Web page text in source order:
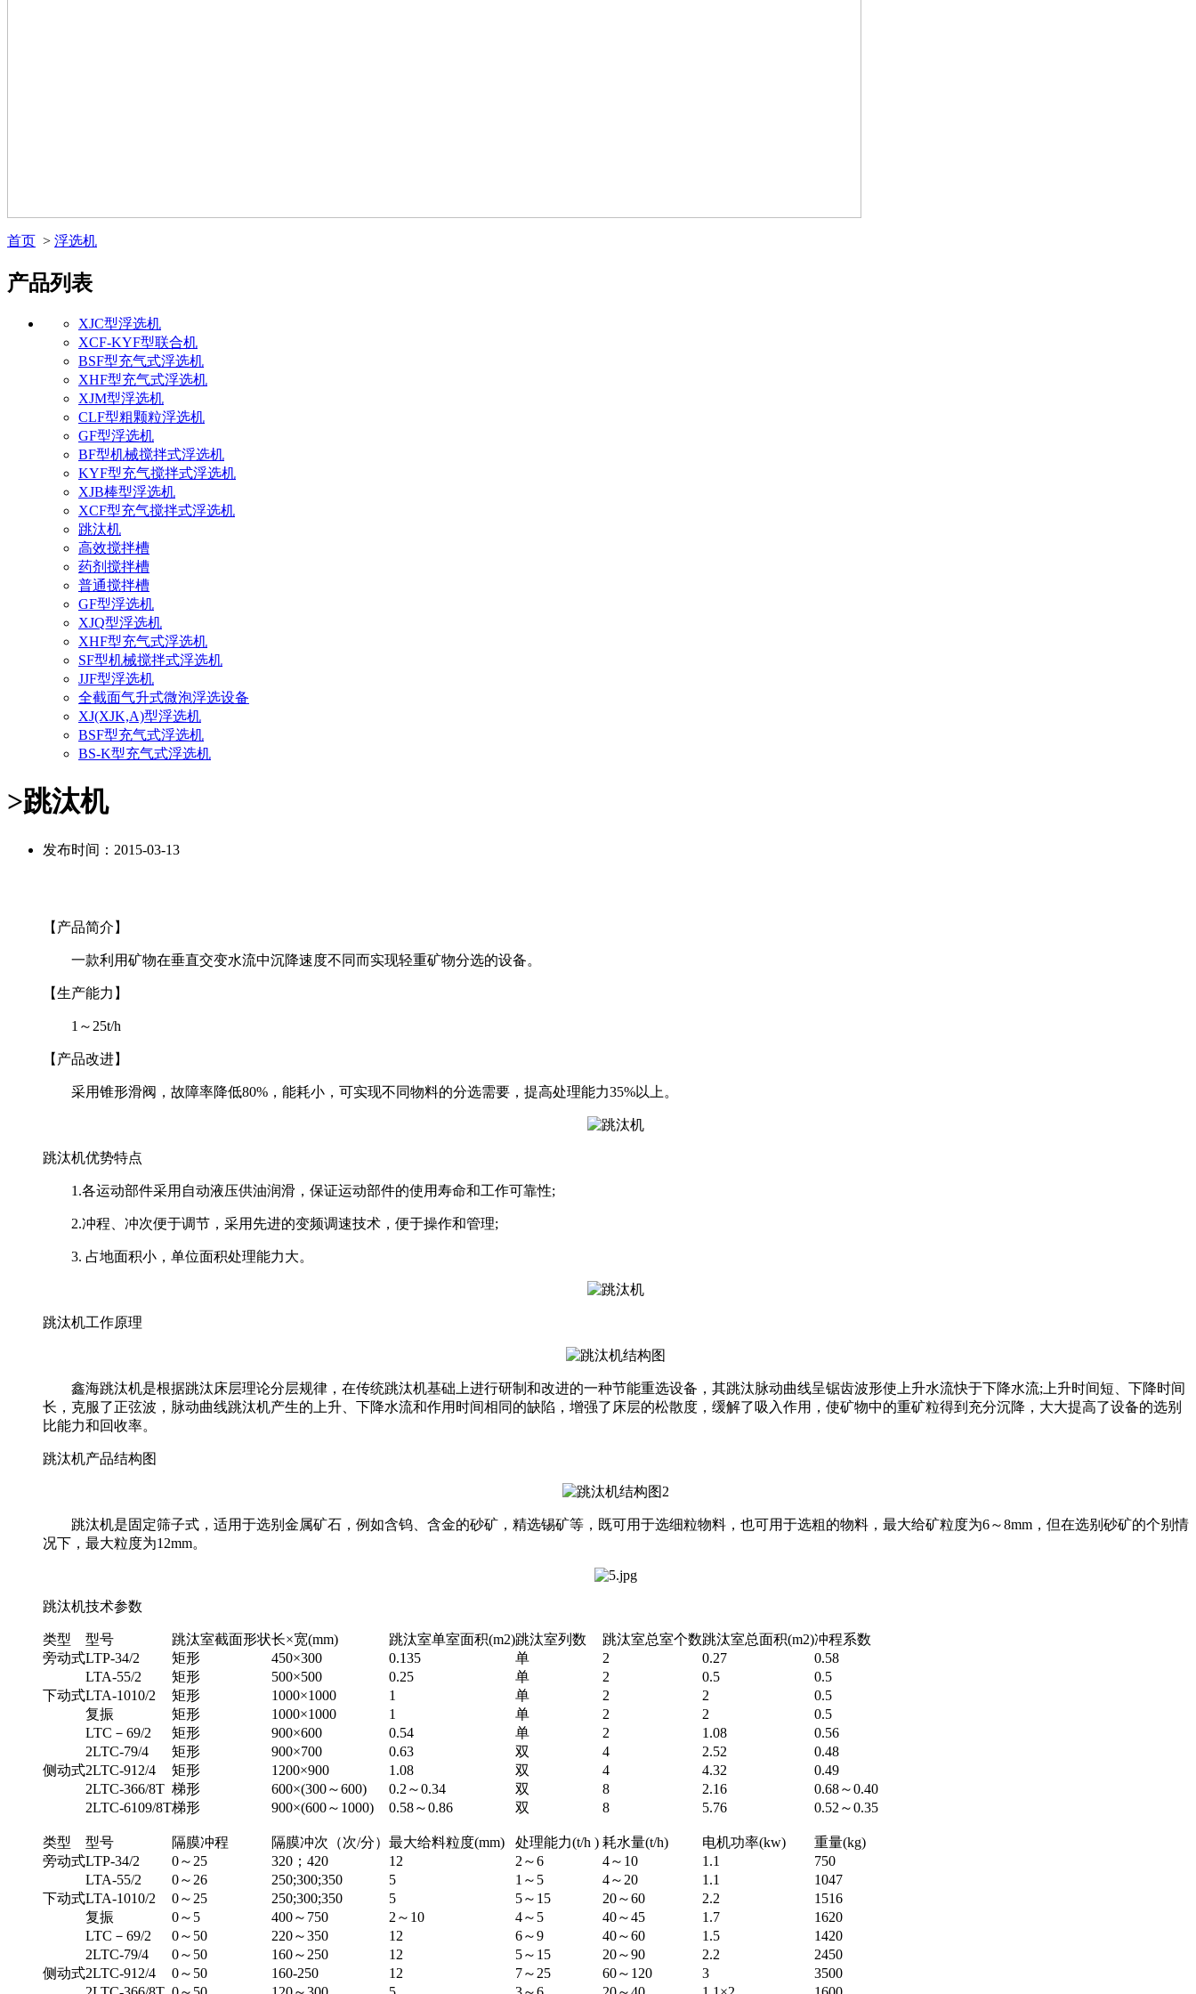
首页 > 浮选机
产品列表
XJC型浮选机
XCF-KYF型联合机
BSF型充气式浮选机
XHF型充气式浮选机
XJM型浮选机
CLF型粗颗粒浮选机
GF型浮选机
BF型机械搅拌式浮选机
KYF型充气搅拌式浮选机
XJB棒型浮选机
XCF型充气搅拌式浮选机
跳汰机
高效搅拌槽
药剂搅拌槽
普通搅拌槽
GF型浮选机
XJQ型浮选机
XHF型充气式浮选机
SF型机械搅拌式浮选机
JJF型浮选机
全截面气升式微泡浮选设备
XJ(XJK,A)型浮选机
BSF型充气式浮选机
BS-K型充气式浮选机
>跳汰机
发布时间：2015-03-13
【产品简介】
一款利用矿物在垂直交变水流中沉降速度不同而实现轻重矿物分选的设备。
【生产能力】
1～25t/h
【产品改进】
采用锥形滑阀，故障率降低80%，能耗小，可实现不同物料的分选需要，提高处理能力35%以上。
跳汰机优势特点
1.各运动部件采用自动液压供油润滑，保证运动部件的使用寿命和工作可靠性;
2.冲程、冲次便于调节，采用先进的变频调速技术，便于操作和管理;
3. 占地面积小，单位面积处理能力大。
跳汰机工作原理
鑫海跳汰机是根据跳汰床层理论分层规律，在传统跳汰机基础上进行研制和改进的一种节能重选设备，其跳汰脉动曲线呈锯齿波形使上升水流快于下降水流;上升时间短、下降时间
长，克服了正弦波，脉动曲线跳汰机产生的上升、下降水流和作用时间相同的缺陷，增强了床层的松散度，缓解了吸入作用，使矿物中的重矿粒得到充分沉降，大大提高了设备的选别
比能力和回收率。
跳汰机产品结构图
跳汰机是固定筛子式，适用于选别金属矿石，例如含钨、含金的砂矿，精选锡矿等，既可用于选细粒物料，也可用于选粗的物料，最大给矿粒度为6～8mm，但在选别砂矿的个别情
况下，最大粒度为12mm。
跳汰机技术参数
类型 型号 跳汰室截面形状长×宽(mm) 跳汰室单室面积(m2)跳汰室列数 跳汰室总室个数跳汰室总面积(m2)冲程系数
旁动式LTP-34/2 矩形 450×300 0.135 单 2 0.27 0.58
下动式
LTA-55/2 矩形 500×500 0.25 单 2 0.5
0.5
LTA-1010/2
矩形 1000×1000 1 单 2 2
0.5
复振
矩形 1000×1000 1 单 2 2 0.5
侧动式
LTC－69/2 矩形 900×600 0.54 单 2 1.08
0.56
2LTC-79/4
矩形 900×700 0.63 双 4 2.52
0.48
2LTC-912/4
矩形 1200×900 1.08 双 4 4.32
0.49
2LTC-366/8T 梯形 600×(300～600) 0.2～0.34 双 8 2.16
0.68～0.40
2LTC-6109/8T梯形 900×(600～1000) 0.58～0.86 双 8 5.76 0.52～0.35
类型 型号 隔膜冲程 隔膜冲次（次/分） 最大给料粒度(mm) 处理能力(t/h ) 耗水量(t/h) 电机功率(kw)
重量(kg)
旁动式LTP-34/2 0～25 320；420 12 2～6 4～10 1.1 750
下动式
LTA-55/2 0～26 250;300;350 5 1～5 4～20 1.1
1047
LTA-1010/2
0～25 250;300;350 5 5～15 20～60 2.2
1516
复振
0～5 400～750 2～10 4～5 40～45 1.7 1620
侧动式
LTC－69/2 0～50 220～350 12 6～9 40～60 1.5
1420
2LTC-79/4
0～50 160～250 12 5～15 20～90 2.2
2450
2LTC-912/4
0～50 160-250 12 7～25 60～120 3
3500